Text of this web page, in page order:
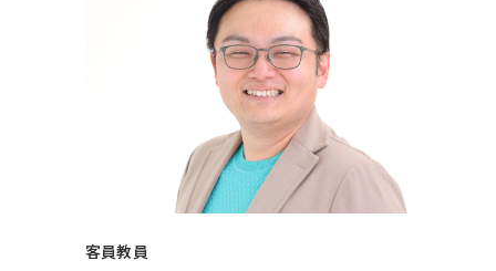
客員教員